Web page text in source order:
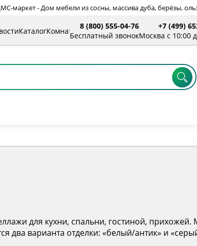
маркет - Дом мебели из сосны, массива дуба, берёзы,
КаталогКомнаты
8 (800) 555-04-76
Бесплатный звонок
+7 (499)
Москва с 10:00
для кухни, спальни, гостиной, прихожей.
два варианта отделки: «белый/антик» и